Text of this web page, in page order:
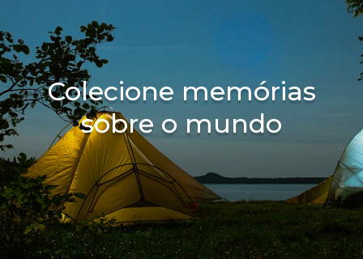
Colecione memórias
sobre o mundo